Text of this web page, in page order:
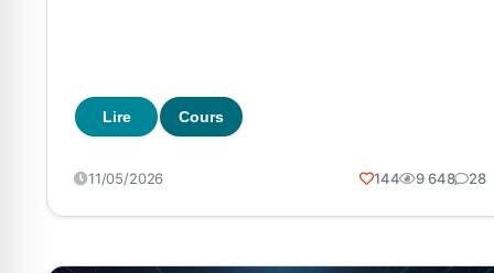
Lire Cours
11/05/2026 144 9 648 28